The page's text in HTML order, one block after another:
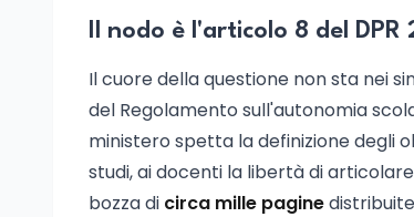
Il nodo è l'articolo 8 del
Il cuore della questione non sta nei
del Regolamento sull'autonomia
ministero spetta la definizione degli
studi, ai docenti la libertà di
bozza di circa mille pagine